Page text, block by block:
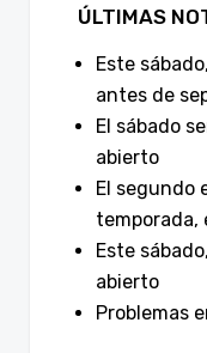
ÚLTIMAS
Este
antes de
El sábado
abierto
El segundo
temporada,
Este
abierto
Problemas